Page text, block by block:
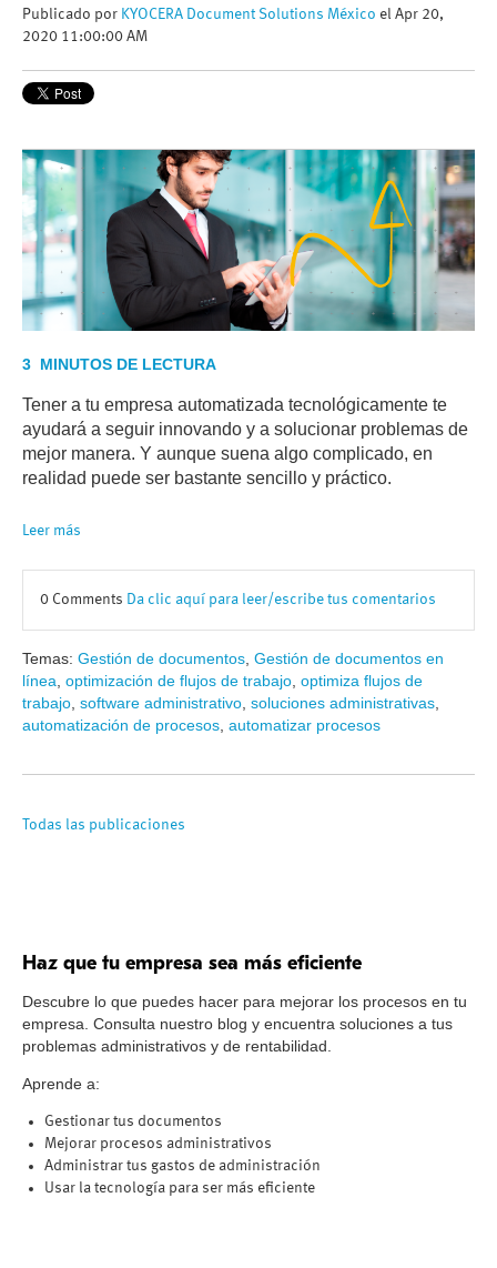
Publicado por KYOCERA Document Solutions México el Apr 20,
2020 11:00:00 AM
3 MINUTOS DE LECTURA
Tener a tu empresa automatizada tecnológicamente te
ayudará a seguir innovando y a solucionar problemas de
mejor manera. Y aunque suena algo complicado, en
realidad puede ser bastante sencillo y práctico.
Leer más
0 Comments Da clic aquí para leer/escribe tus comentarios
Temas: Gestión de documentos Gestión de documentos en
línea optimización de flujos de trabajo optimiza flujos de
trabajo software administrativo soluciones administrativas
automatización de procesos automatizar procesos
Todas las publicaciones
Haz que tu empresa sea más eficiente
Descubre lo que puedes hacer para mejorar los procesos en tu
empresa. Consulta nuestro blog y encuentra soluciones a tus
problemas administrativos y de rentabilidad.
Aprende a:
Gestionar tus documentos
Mejorar procesos administrativos
Administrar tus gastos de administración
Usar la tecnología para ser más eficiente